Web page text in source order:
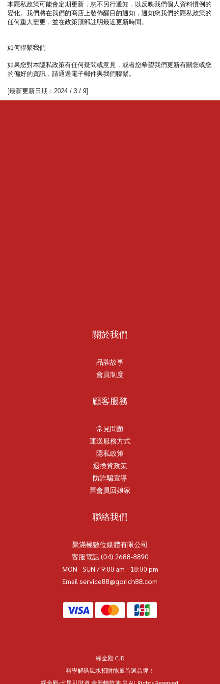
本隱私政策可能會定期更新，恕不另行通知，以反映我們個人資料慣例的
變化。我們將在我們的商店上發佈醒目的通知，通知您我們的隱私政策的
任何重大變更，並在政策頂部註明最近更新時間。
如何聯繫我們
如果您對本隱私政策有任何疑問或意見，或者您希望我們更新有關您或您
的偏好的資訊，請通過電子郵件與我們聯繫。
[最新更新日期：2024 / 3 / 9]
關於我們
品牌故事
會員制度
顧客服務
常見問題
運送服務方式
隱私政策
退換貨政策
防詐騙宣導
舊會員回娘家
聯絡我們
聚滿極數位媒體有限公司
客服電話 (04) 2688-8890
MON - SUN / 9:00 am - 18:00 pm
Email service88@gorich88.com
綵金殿 CJD
科學解碼風水招財能量首選品牌！